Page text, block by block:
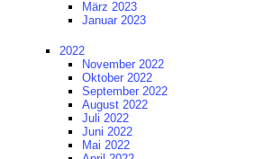
März 2023
Januar 2023
2022
November 2022
Oktober 2022
September 2022
August 2022
Juli 2022
Juni 2022
Mai 2022